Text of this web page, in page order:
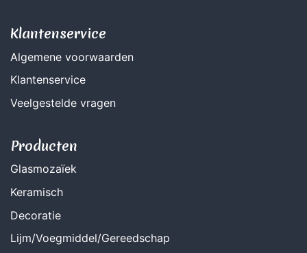
Klantenservice
Algemene voorwaarden
Klantenservice
Veelgestelde vragen
Producten
Glasmozaïek
Keramisch
Decoratie
Lijm/Voegmiddel/Gereedschap